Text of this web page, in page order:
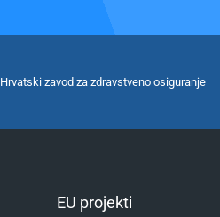
Hrvatski zavod za zdravstveno osiguranje
EU projekti